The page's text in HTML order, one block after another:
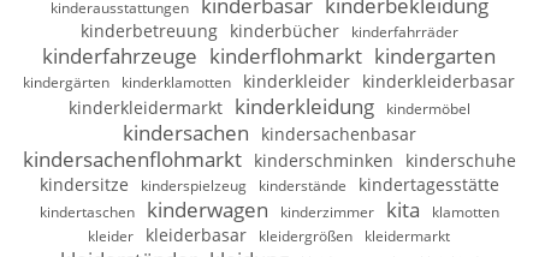
kinderausstattungen kinderbasar kinderbekleidung
kinderbetreuung kinderbücher kinderfahrräder
kinderfahrzeuge kinderflohmarkt kindergarten
kindergärten kinderklamotten kinderkleider kinderkleiderbasar
kinderkleidermarkt kinderkleidung kindermöbel
kindersachen kindersachenbasar
kindersachenflohmarkt kinderschminken
kinderschuhe
kindersitze
kinderspielzeug kinderstände kindertagesstätte
kindertaschen kinderwagen kinderzimmer kita
klamotten
kleider
kleiderbasar kleidergrößen kleidermarkt